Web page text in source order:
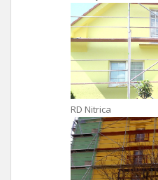
RD Nitrica